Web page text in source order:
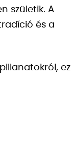
születik. A
és a
ez